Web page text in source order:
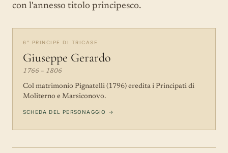
con l'annesso titolo principesco.
6° PRINCIPE DI TRICASE
Giuseppe Gerardo
1766 – 1806
Col matrimonio Pignatelli (1796) eredita i Principati di
Moliterno e Marsiconovo.
SCHEDA DEL PERSONAGGIO →